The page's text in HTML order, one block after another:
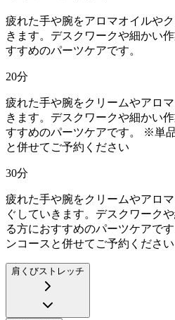
疲れた手や腕をアロマオイルや
きます。デスクワークや細かい
すすめのパーツケアです。
20分
疲れた手や腕をクリームやアロ
きます。デスクワークや細かい
すすめのパーツケアです。 ※単
と併せてご予約ください
30分
疲れた手や腕をクリームやアロ
ぐしていきます。デスクワーク
る方におすすめのパーツケアで
ンコースと併せてご予約ください
肩くびストレッチ